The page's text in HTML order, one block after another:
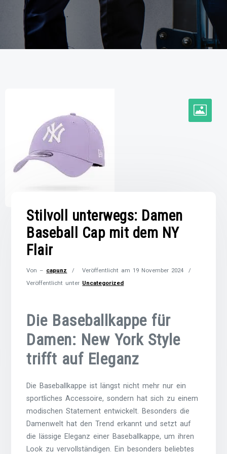
Stilvoll unterwegs: Damen
Baseball Cap mit dem NY
Flair
Von – capunz Veröffentlicht am19 November 2024
Veröffentlicht unter Uncategorized
Die Baseballkappe für
Damen: New York Style
trifft auf Eleganz
Die Baseballkappe ist längst nicht mehr nur ein
sportliches Accessoire, sondern hat sich zu einem
modischen Statement entwickelt. Besonders die
Damenwelt hat den Trend erkannt und setzt auf
die lässige Eleganz einer Baseballkappe, um ihren
Look zu vervollständigen. Ein besonders beliebtes